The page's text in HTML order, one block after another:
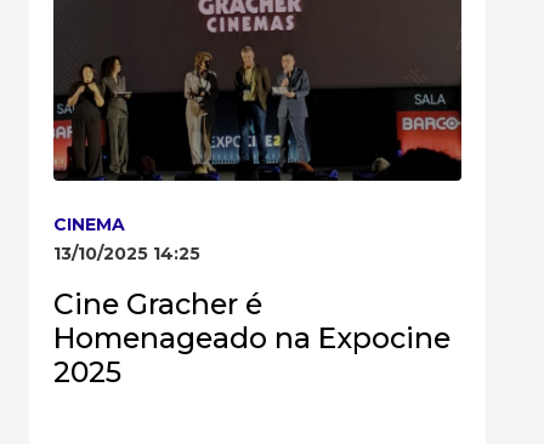
CINEMA
13/10/2025 14:25
Cine Gracher é
Homenageado na Expocine
2025